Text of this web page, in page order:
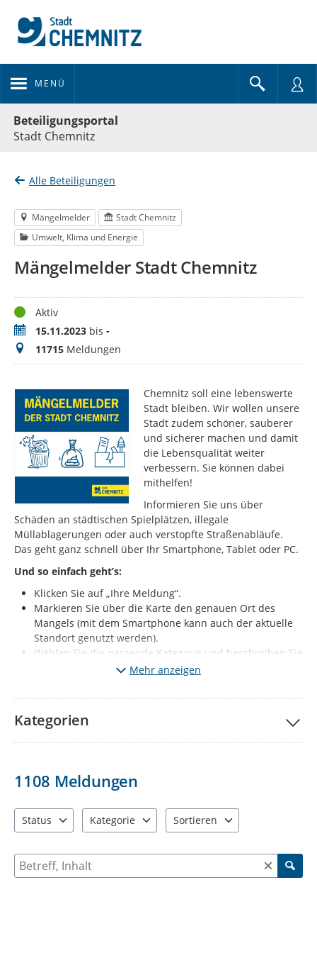
MENÜ
Beteiligungsportal
Stadt Chemnitz
Alle Beteiligungen
Mängelmelder
Stadt Chemnitz
Umwelt, Klima und Energie
Mängelmelder Stadt Chemnitz
StatusAktiv
Zeitraum15.11.2023 bis -
Meldungen
11715 Meldungen
Chemnitz soll eine lebenswerte
Stadt bleiben. Wir wollen unsere
Stadt zudem schöner, sauberer
und sicherer machen und damit
die Lebensqualität weiter
verbessern. Sie können dabei
mithelfen!
Informieren Sie uns über
Schäden an städtischen Spielplätzen, illegale
Müllablagerungen oder auch verstopfte Straßenabläufe.
Das geht ganz schnell über Ihr Smartphone, Tablet oder PC.
Und so einfach geht’s:
Klicken Sie auf „Ihre Meldung“.
Markieren Sie über die Karte den genauen Ort des
Mangels (mit dem Smartphone kann auch der aktuelle
Standort genutzt werden).
Wählen Sie die passende Kategorie und beschreiben Sie
kurz den Mangel. Fügen Sie wenn möglich ein Foto vom
Klicken Sie auf „Meldung absenden“.Ihre Meldung wird
nach redaktioneller Prüfung sichtbar (diese erfolgt 1x
täglich, Mo-Fr, außer Feiertage).
Gleichzeitig wird der
jeweils zuständige Fachbereich automatisch informiert.
Melden Sie bitte nur solche Mängel, die den
anderes Problem entdeckt? Dann informieren Sie uns
bitte über die Behördenrufnummer 115 oder per Mail
Falls Sie Ihrer Meldung Fotos anfügen, werden diese zu
ihrer Meldung öffentlich sichtbar: Diese dürfen
Mehr anzeigen
Kategorien
1108 Meldungen
Status
Kategorie
Sortieren
Suche nach Meldungen und Kommentaren